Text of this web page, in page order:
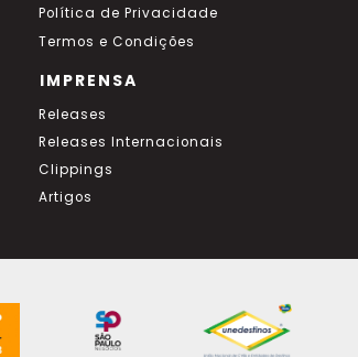
Política de Privacidade
Termos e Condições
IMPRENSA
Releases
Releases Internacionais
Clippings
Artigos